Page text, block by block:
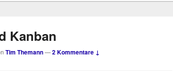
Kanban
Tim Themann—2 Kommentare ↓